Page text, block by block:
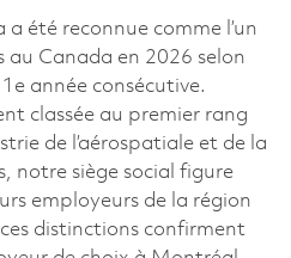
été reconnue comme l’un
au Canada en 2026 selon
année consécutive.
classée au premier rang
de l’aérospatiale et de la
notre siège social figure
employeurs de la région
distinctions confirment